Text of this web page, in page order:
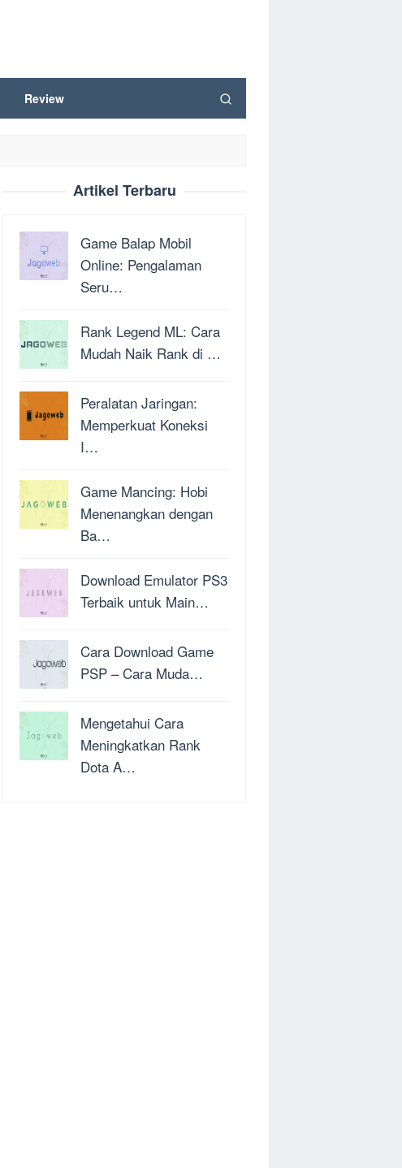
Review
Artikel Terbaru
Game Balap Mobil
Online: Pengalaman
Seru…
Rank Legend ML: Cara
Mudah Naik Rank di …
Peralatan Jaringan:
Memperkuat Koneksi
I…
Game Mancing: Hobi
Menenangkan dengan
Ba…
Download Emulator PS3
Terbaik untuk Main…
Cara Download Game
PSP – Cara Muda…
Mengetahui Cara
Meningkatkan Rank
Dota A…